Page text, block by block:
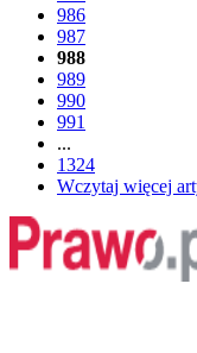
986
987
988
989
990
991
...
1324
Wczytaj więcej